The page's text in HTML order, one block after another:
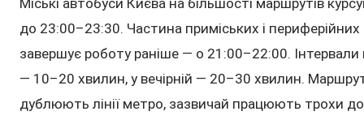
Міські автобуси Києва на більшості маршрутів
до 23:00–23:30. Частина приміських і
завершує роботу раніше — о 21:00–22:00. Інтервали
— 10–20 хвилин, у вечірній — 20–30 хвилин.
дублюють лінії метро, зазвичай працюють трохи